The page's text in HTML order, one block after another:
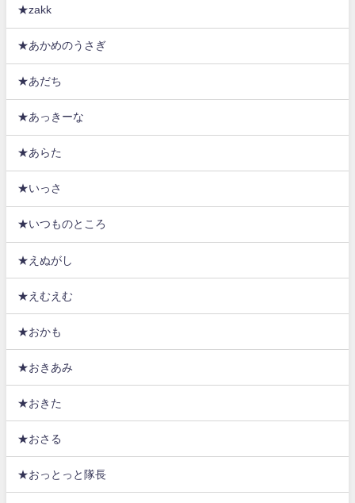
★zakk
★あかめのうさぎ
★あだち
★あっきーな
★あらた
★いっさ
★いつものところ
★えぬがし
★えむえむ
★おかも
★おきあみ
★おきた
★おさる
★おっとっと隊長